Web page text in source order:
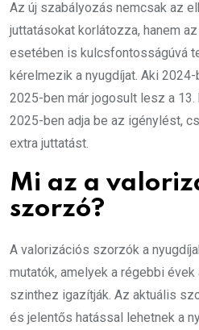
Az új szabályozás nemcsak az
juttatásokat korlátozza, hanem
esetében is kulcsfontosságúvá
kérelmezik a nyugdíjat. Aki
2025-ben már jogosult lesz a
2025-ben adja be az igénylést,
extra juttatást.
Mi az a
szorzó?
A valorizációs szorzók a
mutatók, amelyek a régebbi
szinthez igazítják. Az aktuális
és jelentős hatással lehetnek a